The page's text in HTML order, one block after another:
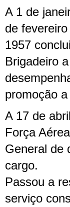
A 1 de
de
1957
Brigadeiro
promoção
A 17 de
Força
General de
cargo.
Passou a
serviço